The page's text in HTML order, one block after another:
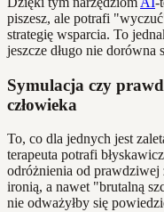
piszesz, ale potrafi
strategię wsparcia. To
jeszcze długo nie
Symulacja czy
człowieka
To, co dla jednych jest
terapeuta potrafi
odróżnienia od prawdziwej
ironią, a nawet "brutalną
nie odważyłby się